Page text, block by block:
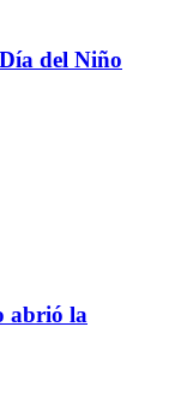
del Niño
abrió la